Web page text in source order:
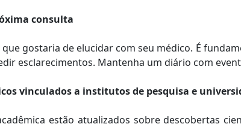
consulta
gostaria de elucidar com seu médico. É
esclarecimentos. Mantenha um diário com
vinculados a institutos de pesquisa e
estão atualizados sobre descobertas